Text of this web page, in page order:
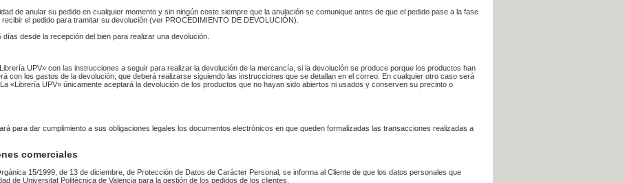
de anular su pedido en cualquier momento y sin ningún coste siempre que la anulación se comunique antes de que el pedido pase a la fase
el pedido para tramitar su devolución (ver PROCEDIMIENTO DE DEVOLUCIÓN).
desde la recepción del bien para realizar una devolución.
UPV» con las instrucciones a seguir para realizar la devolución de la mercancía, si la devolución se produce porque los productos han
con los gastos de la devolución, que deberá realizarse siguiendo las instrucciones que se detallan en el correo. En cualquier otro caso será
«Librería UPV» únicamente aceptará la devolución de los productos que no hayan sido abiertos ni usados y conserven su precinto o
para dar cumplimiento a sus obligaciones legales los documentos electrónicos en que queden formalizadas las transacciones realizadas a
comerciales
15/1999, de 13 de diciembre, de Protección de Datos de Carácter Personal, se informa al Cliente de que los datos personales que
de Universitat Politècnica de Valencia para la gestión de los pedidos de los clientes.